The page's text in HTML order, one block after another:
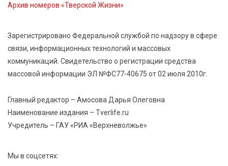
день
7 Авг 2026 23:02 404
В Тверской области стартовала четвертая смена:
инспекторы ГИБДД напомнили школьникам
правила безопасности в автобусах
Архив номеров «Тверской Жизни»
Зарегистрировано Федеральной службой по надзору в сфере
связи, информационных технологий и массовых
коммуникаций. Свидетельство о регистрации средства
массовой информации ЭЛ №ФС77-40675 от 02 июля 2010г.
Главный редактор – Амосова Дарья Олеговна
Наименование издания – Tverlife.ru
Учредитель – ГАУ «РИА «Верхневолжье»
Мы в соцсетях: